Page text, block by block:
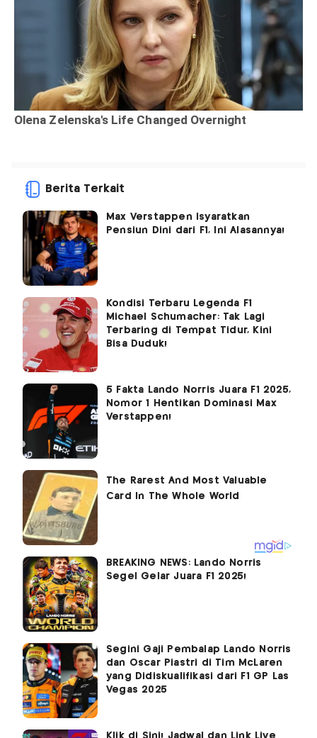
Berita Terkait
Max Verstappen Isyaratkan
Pensiun Dini dari F1, Ini Alasannya!
Kondisi Terbaru Legenda F1
Michael Schumacher: Tak Lagi
Terbaring di Tempat Tidur, Kini
Bisa Duduk!
5 Fakta Lando Norris Juara F1 2025,
Nomor 1 Hentikan Dominasi Max
Verstappen!
BREAKING NEWS: Lando Norris
Segel Gelar Juara F1 2025!
Segini Gaji Pembalap Lando Norris
dan Oscar Piastri di Tim McLaren
yang Didiskualifikasi dari F1 GP Las
Vegas 2025